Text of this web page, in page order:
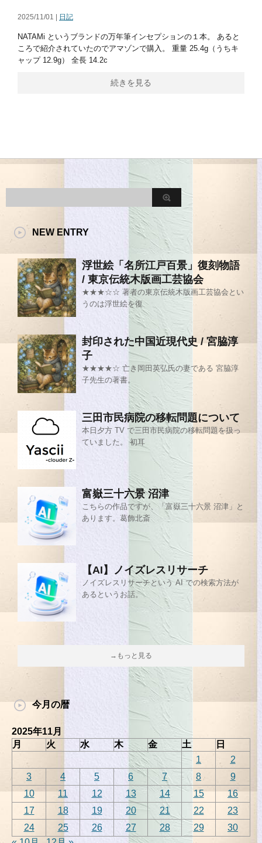
2025/11/01 | 日記
NATAMi というブランドの万年筆インセプションの１本。 あると
ころで紹介されていたのでアマゾンで購入。 重量 25.4g（うちキ
ャップ 12.9g） 全長 14.2c
続きを見る
NEW ENTRY
浮世絵「名所江戸百景」復刻物語
/ 東京伝統木版画工芸協会
★★★☆☆ 著者の東京伝統木版画工芸協会とい
うのは浮世絵を復
封印された中国近現代史 / 宮脇淳
子
★★★★☆ 亡き岡田英弘氏の妻である 宮脇淳
子先生の著書。
三田市民病院の移転問題について
本日夕方 TV で三田市民病院の移転問題を扱っ
ていました。 初耳
富嶽三十六景 沼津
こちらの作品ですが、「富嶽三十六景 沼津」と
あります。葛飾北斎
【AI】ノイズレスリサーチ
ノイズレスリサーチという AI での検索方法が
あるというお話。
→もっと見る
今月の暦
2025年11月
月
火 水 木 金 土
日
1
2
3
4 5 6 7 8
9
10
11 12 13 14 15
16
17
18 19 20 21 22
23
24
25 26 27 28 29
30